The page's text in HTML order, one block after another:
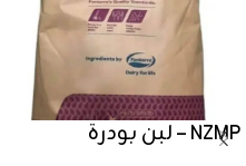
NZMP – لبن بودرة